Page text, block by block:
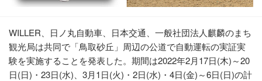
WILLER、日ノ丸自動車、日本交通、一般社団法人麒麟のまち
観光局は共同で「鳥取砂丘」周辺の公道で自動運転の実証実
験を実施することを発表した。期間は2022年2月17日(木)～20
日(日)・23日(水)、3月1日(火)・2日(水)・4日(金)～6日(日)の計